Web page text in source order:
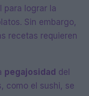
para lograr la
Sin embargo,
recetas requieren
pegajosidad del
como el sushi, se